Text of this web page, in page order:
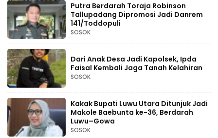
Putra Berdarah Toraja Robinson
Tallupadang Dipromosi Jadi Danrem
141/Toddopuli
SOSOK
Dari Anak Desa Jadi Kapolsek, Ipda
Faisal Kembali Jaga Tanah Kelahiran
SOSOK
Kakak Bupati Luwu Utara Ditunjuk Jadi
Makole Baebunta ke-36, Berdarah
Luwu–Gowa
SOSOK